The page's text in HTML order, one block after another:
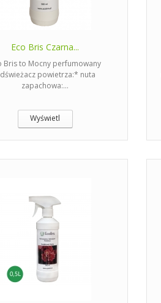
Eco Bris Czarna...
Bris to Mocny perfumowany
powietrza:* nuta
zapachowa:...
Wyświetl